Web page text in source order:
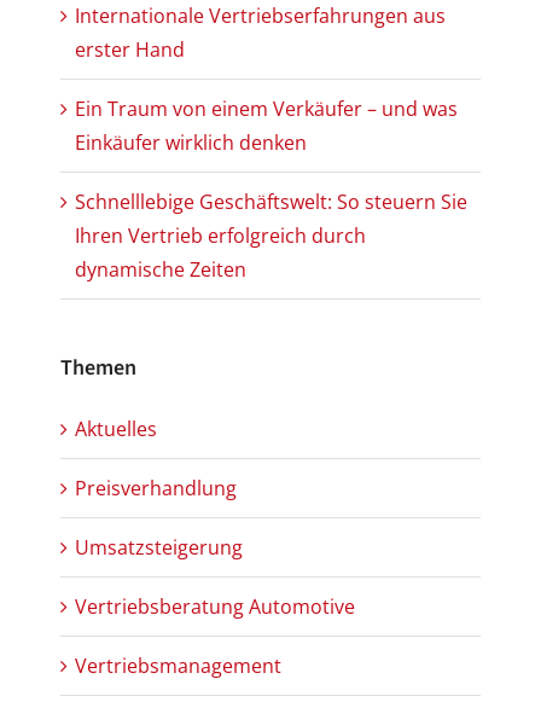
Internationale Vertriebserfahrungen aus
erster Hand
Ein Traum von einem Verkäufer – und was
Einkäufer wirklich denken
Schnelllebige Geschäftswelt: So steuern Sie
Ihren Vertrieb erfolgreich durch
dynamische Zeiten
Themen
Aktuelles
Preisverhandlung
Umsatzsteigerung
Vertriebsberatung Automotive
Vertriebsmanagement